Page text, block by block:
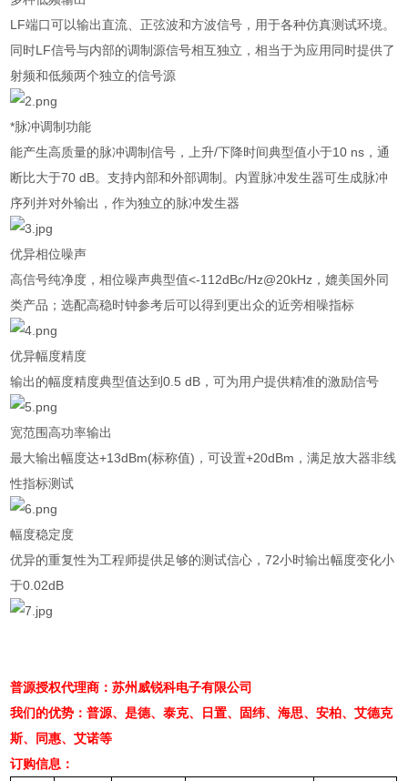
LF端口可以输出直流、正弦波和方波信号，用于各种仿真测试环境。
同时LF信号与内部的调制源信号相互独立，相当于为应用同时提供了
射频和低频两个独立的信号源
*脉冲调制功能
能产生高质量的脉冲调制信号，上升/下降时间典型值小于10 ns ，通
断比大于70 dB。支持内部和外部调制。内置脉冲发生器可生成脉冲
序列并对外输出，作为独立的脉冲发生器
优异相位噪声
高信号纯净度，相位噪声典型值<-112dBc/Hz@20kHz ，媲美国外同
类产品；选配高稳时钟参考后可以得到更出众的近旁相噪指标
优异幅度精度
输出的幅度精度典型值达到0.5 dB ，可为用户提供精准的激励信号
宽范围高功率输出
最大输出幅度达+13dBm(标称值) ，可设置+20dBm ，满足放大器非线
性指标测试
幅度稳定度
优异的重复性为工程师提供足够的测试信心，72小时输出幅度变化小
于0.02dB
普源授权代理商：苏州威锐科电子有限公司
我们的优势：普源、是德、泰克、日置、固纬、海思、安柏、艾德克
斯、同惠、艾诺等
订购信息：